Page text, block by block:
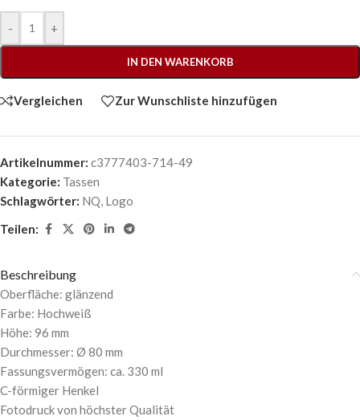
- +
IN DEN WARENKORB
Vergleichen Zur Wunschliste hinzufügen
Artikelnummer: c3777403-714-49
Kategorie: Tassen
Schlagwörter: NQ, Logo
Teilen:
Beschreibung
Oberfläche: glänzend
Farbe: Hochweiß
Höhe: 96 mm
Durchmesser: Ø 80 mm
Fassungsvermögen: ca. 330 ml
C-förmiger Henkel
Fotodruck von höchster Qualität